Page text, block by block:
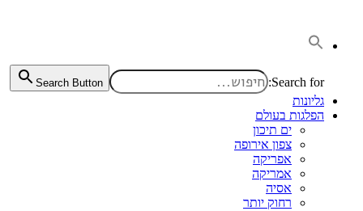
Search for:
Search Button
גליונות
הפלגות בעולם
ים תיכון
צפון אירופה
אפריקה
אמריקה
אסיה
רחוק יותר